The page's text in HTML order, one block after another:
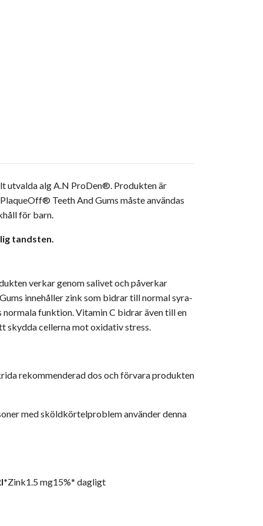
utvalda alg A.N ProDen®. Produkten är
Teeth And Gums måste användas
för barn.
tandsten.
verkar genom salivet och påverkar
innehåller zink som bidrar till normal syra-
funktion. Vitamin C bidrar även till en
skydda cellerna mot oxidativ stress.
rekommenderad dos och förvara produkten
med sköldkörtelproblem använder denna
Zink1.5 mg15%* dagligt